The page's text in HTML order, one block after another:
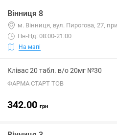
Вінниця 8
м. Вінниця, вул. Пирогова, 27,
Пн-Нд: 08:00-21:00
На мапі
Клівас 20 табл. в/о 20мг №30
ФАРМА СТАРТ ТОВ
342.00 грн